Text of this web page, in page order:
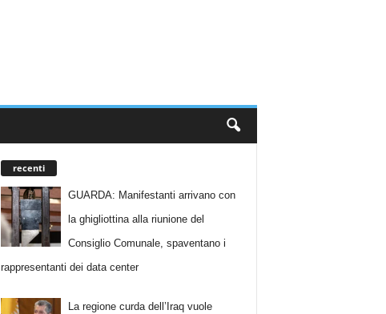
recenti
GUARDA: Manifestanti arrivano con
la ghigliottina alla riunione del
Consiglio Comunale, spaventano i
rappresentanti dei data center
La regione curda dell’Iraq vuole